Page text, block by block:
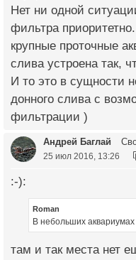
Нет ни одной
фильтра
крупные проточные
слива устроена так,
И то это в сущности
донного слива с
фильтрации )
Андрей Баглай
25 июл 2016, 13:26
:-):
Roman
В небольших
там и так места нет